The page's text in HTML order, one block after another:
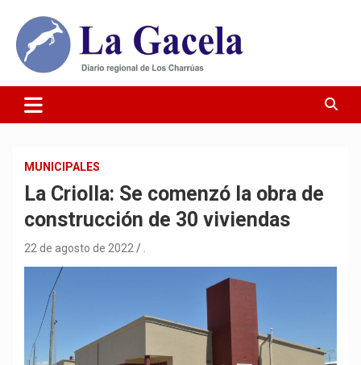
contenido
Diario La Gacela
MUNICIPALES
La Criolla: Se comenzó la obra de
construcción de 30 viviendas
22 de agosto de 2022